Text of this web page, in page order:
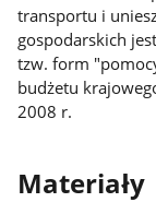
transportu i
gospodarskich
tzw. form
budżetu
2008 r.
Materiały